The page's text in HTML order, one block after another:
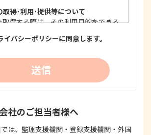
取得･利用･提供等について
取得する際は、その利用目的をできる
特定し、その目的達成に必要な限度に
かつ公正な手段を用い、同意を得て取
利用する際は、本人に明示、通知、ま
た利用目的の範囲内に限定し、それに
外利用を行なわないための措置を講じ
人が同意を与えた利用目的の範囲内
れを行います。
イバシーポリシーに同意します。
送信
社のご担当者様へ
は、監理支援機関・登録支援機関・外国